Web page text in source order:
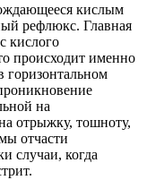
кислым
рефлюкс. Главная
кислого
происходит именно
горизонтальном
на
отрыжку, тошноту,
отчасти
случаи, когда